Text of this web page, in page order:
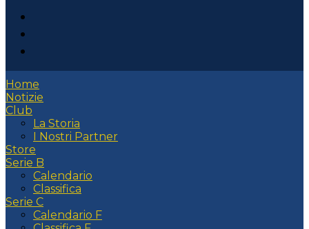
Home
Notizie
Club
La Storia
I Nostri Partner
Store
Serie B
Calendario
Classifica
Serie C
Calendario F